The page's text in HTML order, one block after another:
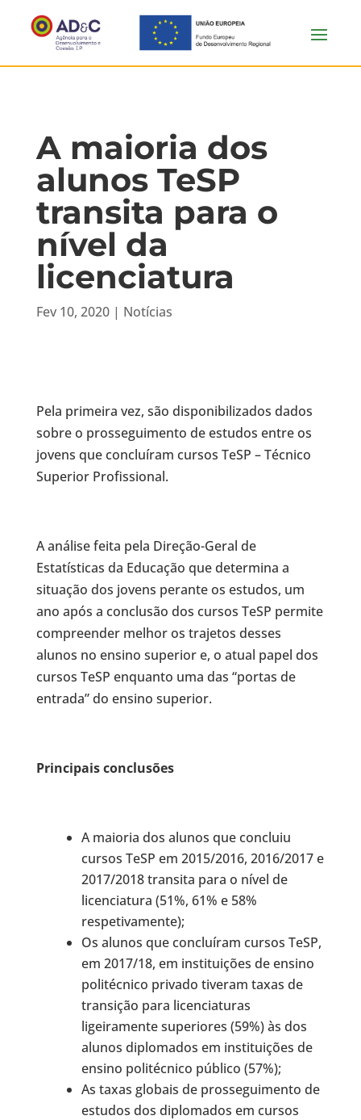
A maioria dos
alunos TeSP
transita para o
nível da
licenciatura
Fev 10, 2020| Notícias
Pela primeira vez, são disponibilizados dados
sobre o prosseguimento de estudos entre os
jovens que concluíram cursos TeSP – Técnico
Superior Profissional.
A análise feita pela Direção-Geral de
Estatísticas da Educação que determina a
situação dos jovens perante os estudos, um
ano após a conclusão dos cursos TeSP permite
compreender melhor os trajetos desses
alunos no ensino superior e, o atual papel dos
cursos TeSP enquanto uma das “portas de
entrada” do ensino superior.
Principais conclusões
A maioria dos alunos que concluiu
cursos TeSP em 2015/2016, 2016/2017 e
2017/2018 transita para o nível de
licenciatura (51%, 61% e 58%
respetivamente);
Os alunos que concluíram cursos TeSP,
em 2017/18, em instituições de ensino
politécnico privado tiveram taxas de
transição para licenciaturas
ligeiramente superiores (59%) às dos
alunos diplomados em instituições de
ensino politécnico público (57%);
As taxas globais de prosseguimento de
estudos dos diplomados em cursos